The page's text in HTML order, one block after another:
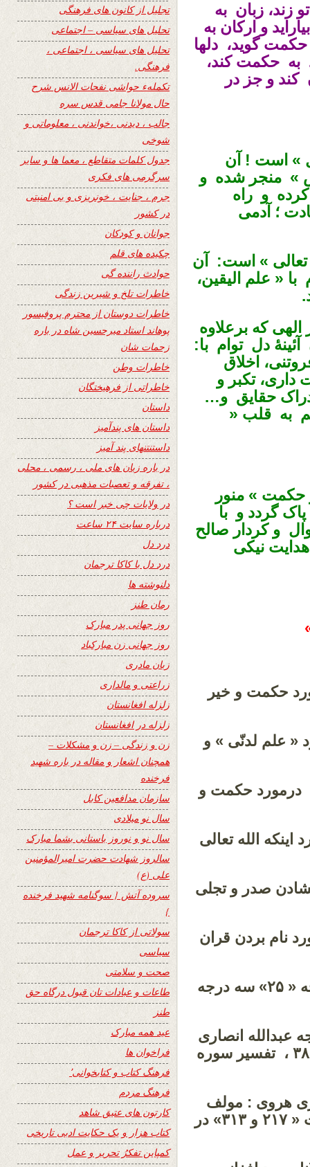
زبان به
و ارکان به
گوید، دلها
به حکمت کند،
کند و جز در
» است ! آن
» منجر شده و
و راه
؛ آدمی
تعالی » است: آن
« علم الیقین،
که برعلاوه
دل توام با:
اخلاق
داری، تکبر و
حقایق و…
به قلب «
حکمت » منور
گردد و با
و کردار صالح
نیکی
مبارکه « ۲۶۹ » در مورد حکمت و خیر
« ۶۵ »: در مورد « علم لدنّی » و
؛ ایات مبارکه « ۱۲ ــ ۱۹ »: درمورد حکمت و
« ۲۹ »: در مورد اینکه الله تعالی
« ۲۲ » : مورد گشادن صدر و تجلی
مبارکه « ۲۳۱ »: در مورد نام بردن قران
ــ صد میدان: خواجه عبدالله انصاری: صفحه « ۲۵» سه درجه
عبدالله انصاری
»: ابوالفضل رشیدالدین میبدی، صفحه « ۳۸۵ ، تفسیر سوره
هروی : مولف
داکتر محمدسعید «سعید افغانی» ، صفحات « ۲۱۷ و ۳۱۳» در
تجلیل از کانون های فرهنگی
تحلیل های سیاسی – اجتماعی
تحلیل های سیاسی ، اجتماعی ،
فرهنگی.
تکملهء حواشی نفحات الانس شرح
حال مولانا جامی قدس سره
جالب ، دیدنی ،خواندنی ، معلوماتی و
شوخی
جدول کلمات متقاطع ، معما ها و سایر
سرگرمی های فکری
جرم ، جنایت ، خونریزی و بی امنیتی
در کشور
جوانان و کودکان
چکیده های قلم
حوادث راننده گی
خاطرات تلخ و شیرین زندگی
خاطرات دوستان از محترم پروفیسور
پوهاند استاد میرحسین شاه در باره
زحمات شان
خاطرات وطن
خاطراتی از فرهیختگان
داستان
داستان های پندآمیز
داستنتنهای پند آمیز
در باره زبان های ملی ، رسمی ، محلی
، تفرقه و تعصبات مذهبی در کشور
در ولایات چی خبر است ؟
درباره سایت ۲۴ ساعت
درد دل
درد دل با کاکا ترجمان
دلنوشته ها
رمان طنز
روز جهانی پدر مبارک
روز جهانی زن مبارکباد
زبان مادری
زراعتی و مالداری
زلزله افغانستان
زلزله در افغانستان
زن و زندگی – زن و مشکلات –
همچنان اشعار و مقاله در باره شهید
فرخنده
سازمان مدافعین کابل
سال نو میلادی
سال نو و نوروز باستانی بشما مبارک
سالروز شهادت حضرت امیرالمؤمنین
علی (ع)
سروده آتش { سوگنامه شهید فرخنده
}
سولاتی از کاکا ترجمان
سیاسی
صحت و سلامتی
طاعات و عبادات تان قبول درگاه حق
طنز
عید همه مبارک
فراخوان ها
فرهنگ کتاب و کتابخوانی٬
فرهنگ مردم
کارتون های عتیق شاهد
کتاب هزار و یک حکایت ادبی تاریخی
کمپاین تفکرُ تحریر و عمل